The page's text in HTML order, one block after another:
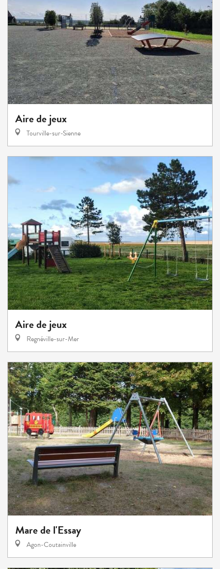
Aire de jeux
Tourville-sur-Sienne
Aire de jeux
Regnéville-sur-Mer
Mare de l'Essay
Agon-Coutainville